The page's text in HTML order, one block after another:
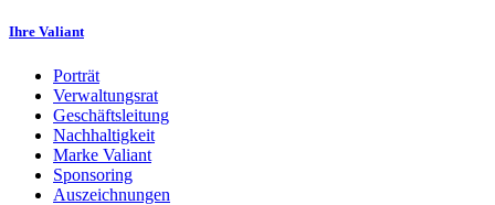
Ihre Valiant
Porträt
Verwaltungsrat
Geschäftsleitung
Nachhaltigkeit
Marke Valiant
Sponsoring
Auszeichnungen